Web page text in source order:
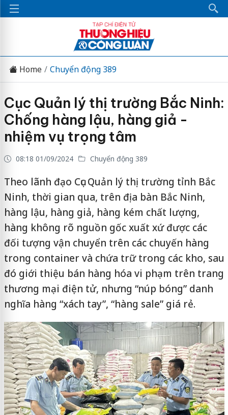
Home Chuyển động 389
Cục Quản lý thị trường Bắc Ninh:
Chống hàng lậu, hàng giả -
nhiệm vụ trọng tâm
08:18 01/09/2024 Chuyển động 389
Theo lãnh đạo Cục Quản lý thị trường tỉnh Bắc
Ninh, thời gian qua, trên địa bàn Bắc Ninh,
hàng lậu, hàng giả, hàng kém chất lượng,
hàng không rõ nguồn gốc xuất xứ được các
đối tượng vận chuyển trên các chuyến hàng
trong container và chứa trữ trong các kho, sau
đó giới thiệu bán hàng hóa vi phạm trên trang
thương mại điện tử, nhưng “núp bóng” danh
nghĩa hàng “xách tay”, “hàng sale” giá rẻ.